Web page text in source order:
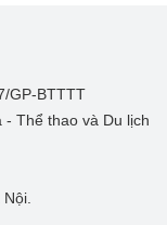
GP-BTTTT
Thể thao và Du lịch